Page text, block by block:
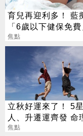
育兒再迎利多！ 藍
「6歲以下健保免
年減輕近萬元負擔
焦點
立秋好運來了！ 5
人、升遷運齊發 命
把握黃金轉運期
焦點